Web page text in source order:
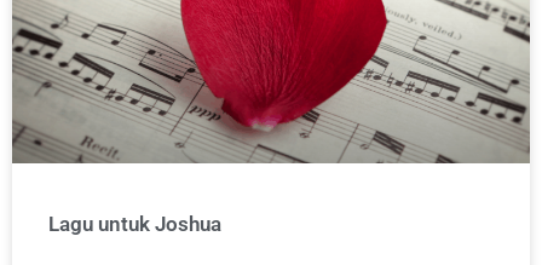
Lagu untuk Joshua